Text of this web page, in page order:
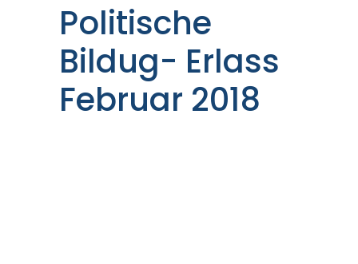
Politische
Bildug- Erlass
Februar 2018